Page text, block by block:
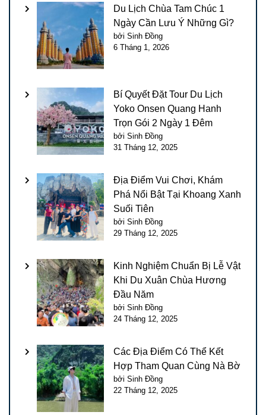
Du Lịch Chùa Tam Chúc 1
Ngày Cần Lưu Ý Những Gì?
bởi Sinh Đồng
6 Tháng 1, 2026
Bí Quyết Đặt Tour Du Lịch
Yoko Onsen Quang Hanh
Trọn Gói 2 Ngày 1 Đêm
bởi Sinh Đồng
31 Tháng 12, 2025
Địa Điểm Vui Chơi, Khám
Phá Nổi Bật Tại Khoang Xanh
Suối Tiên
bởi Sinh Đồng
29 Tháng 12, 2025
Kinh Nghiệm Chuẩn Bị Lễ Vật
Khi Du Xuân Chùa Hương
Đầu Năm
bởi Sinh Đồng
24 Tháng 12, 2025
Các Địa Điểm Có Thể Kết
Hợp Tham Quan Cùng Nà Bờ
bởi Sinh Đồng
22 Tháng 12, 2025